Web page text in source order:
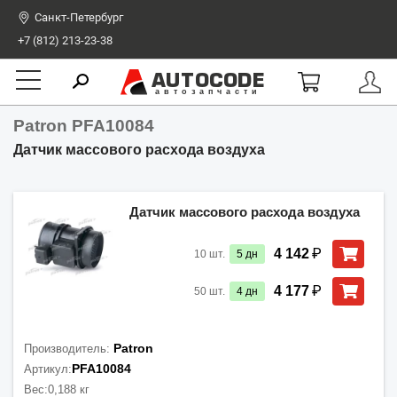
Санкт-Петербург
+7 (812) 213-23-38
AUTOCODE
автозапчасти
Patron PFA10084
Датчик массового расхода воздуха
Датчик массового расхода воздуха
10 шт. 5 дн 4 142₽
50 шт. 4 дн 4 177₽
Производитель: Patron
Артикул:PFA10084
Вес:0,188 кг